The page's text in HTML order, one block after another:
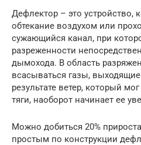
Дефлектор – это устройство,
обтекание воздухом или
сужающийся канал, при
разреженности
дымохода. В область
всасываться газы,
результате ветер, который
тяги, наоборот начинает ее
Можно добиться 20%
простым по конструкции